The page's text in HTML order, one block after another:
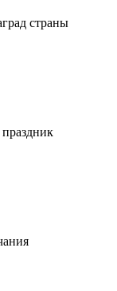
страны